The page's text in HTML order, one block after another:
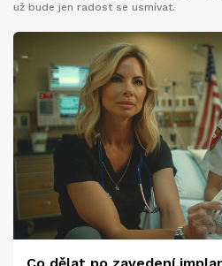
už bude jen radost se usmívat.